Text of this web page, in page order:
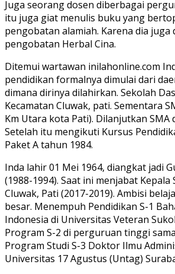
Juga seorang dosen diberbagai
itu juga giat menulis buku yang
pengobatan alamiah. Karena dia juga
pengobatan Herbal Cina.
Ditemui wartawan inilahonline.com
pendidikan formalnya dimulai dari
dimana dirinya dilahirkan. Sekolah
Kecamatan Cluwak, pati. Sementara
Km Utara kota Pati). Dilanjutkan SMA
Setelah itu mengikuti Kursus
Paket A tahun 1984.
Inda lahir 01 Mei 1964, diangkat jadi
(1988-1994). Saat ini menjabat Kepala
Cluwak, Pati (2017-2019). Ambisi
besar. Menempuh Pendidikan S-1
Indonesia di Universitas Veteran
Program S-2 di perguruan tinggi
Program Studi S-3 Doktor Ilmu
Universitas 17 Agustus (Untag)